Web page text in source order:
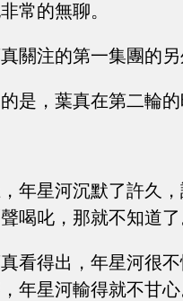
常的無聊。
關注的第一集團的
是，葉真在第二輪
年星河沉默了許久
喝叱，那就不知道
看得出，年星河很
年星河輸得就不甘